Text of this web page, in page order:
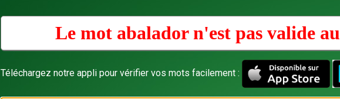
Le mot abalador n'est pas valide au
Téléchargez notre appli pour vérifier vos mots facilement :